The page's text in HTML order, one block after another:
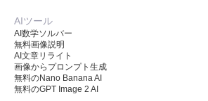
AIツール
AI数学ソルバー
無料画像説明
AI文章リライト
画像からプロンプト生成
無料のNano Banana AI
無料のGPT Image 2 AI